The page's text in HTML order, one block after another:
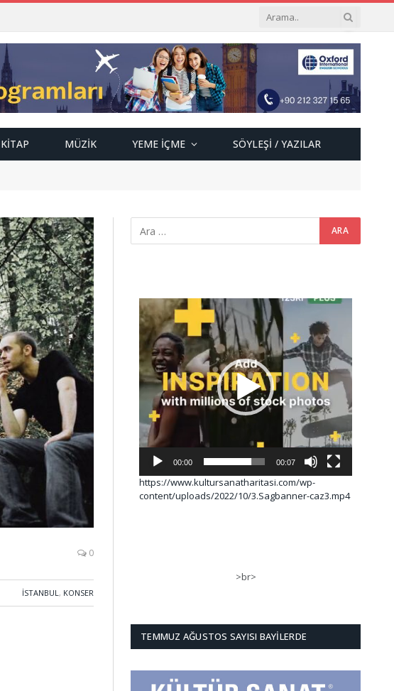
KITAP MÜZIK YEME İÇME SÖYLEŞI / YAZILAR
0
İSTANBUL, KONSER
Video
oynatıcı
00:00 00:07
https://www.kultursanatharitasi.com/wp-
content/uploads/2022/10/3.Sagbanner-caz3.mp4
>br>
TEMMUZ AĞUSTOS SAYISI BAYILERDE